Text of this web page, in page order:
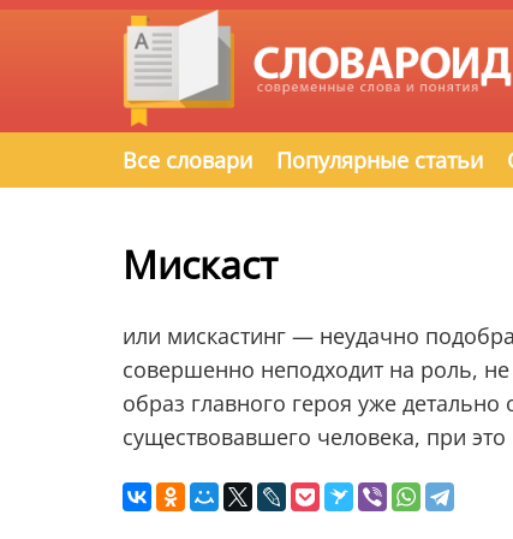
Все словари Популярные статьи
Мискаст
или мискастинг — неудачно
совершенно неподходит на роль,
образ главного героя уже
существовавшего человека, при